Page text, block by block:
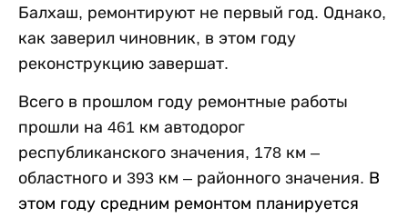
Балхаш, ремонтируют не первый год. Однако,
как заверил чиновник, в этом году
реконструкцию завершат.
Всего в прошлом году ремонтные работы
прошли на 461 км автодорог
республиканского значения, 178 км –
областного и 393 км – районного значения. В
этом году средним ремонтом планируется